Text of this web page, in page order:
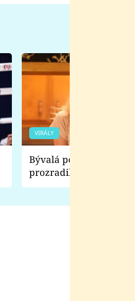
VIRÁLY
Bývalá pornoherečka
prozradila, co ji
natáčení Euforie.